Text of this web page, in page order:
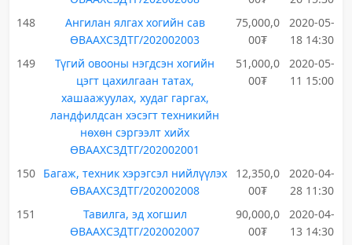
148
Ангилан ялгах хогийн сав
ӨВААХСЗДТГ/202002003
75,000,0
00₮
2020-05-
18 14:30
149
Түгий овооны нэгдсэн хогийн
цэгт цахилгаан татах,
хашаажуулах, худаг гаргах,
ландфилдсан хэсэгт техникийн
нөхөн сэргээлт хийх
ӨВААХСЗДТГ/202002001
51,000,0
00₮
2020-05-
11 15:00
150 Багаж, техник хэрэгсэл нийлүүлэх
ӨВААХСЗДТГ/202002008
12,350,0
00₮
2020-04-
28 11:30
151
Тавилга, эд хогшил
ӨВААХСЗДТГ/202002007
90,000,0
00₮
2020-04-
13 14:30